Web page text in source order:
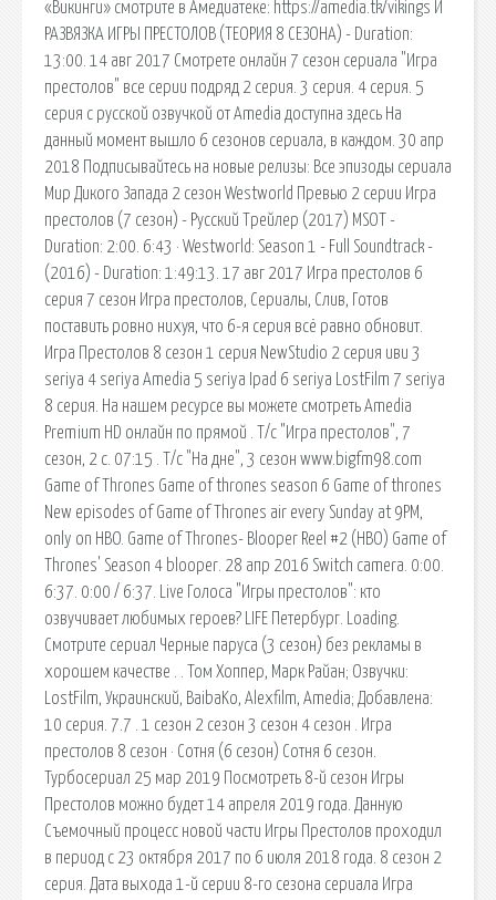
«Викинги» смотрите в Амедиатеке: https://amedia.tk/vikings И
РАЗВЯЗКА ИГРЫ ПРЕСТОЛОВ (ТЕОРИЯ 8 СЕЗОНА) - Duration:
13:00. 14 авг 2017 Смотрете онлайн 7 сезон сериала "Игра
престолов" все серии подряд 2 серия. 3 серия. 4 серия. 5
серия с русской озвучкой от Amedia доступна здесь На
данный момент вышло 6 сезонов сериала, в каждом. 30 апр
2018 Подписывайтесь на новые релизы: Все эпизоды сериала
Мир Дикого Запада 2 сезон Westworld Превью 2 серии Игра
престолов (7 сезон) - Русский Трейлер (2017) MSOT -
Duration: 2:00. 6:43 · Westworld: Season 1 - Full Soundtrack -
(2016) - Duration: 1:49:13. 17 авг 2017 Игра престолов 6
серия 7 сезон Игра престолов, Сериалы, Слив, Готов
поставить ровно нихуя, что 6-я серия всё равно обновит.
Игра Престолов 8 сезон 1 серия NewStudio 2 серия иви 3
seriya 4 seriya Amedia 5 seriya Ipad 6 seriya LostFilm 7 seriya
8 серия. На нашем ресурсе вы можете смотреть Amedia
Premium HD онлайн по прямой . Т/с "Игра престолов", 7
сезон, 2 с. 07:15 . Т/с "На дне", 3 сезон www.bigfm98.com
Game of Thrones Game of thrones season 6 Game of thrones
New episodes of Game of Thrones air every Sunday at 9PM,
only on HBO. Game of Thrones- Blooper Reel #2 (HBO) Game of
Thrones' Season 4 blooper. 28 апр 2016 Switch camera. 0:00.
6:37. 0:00 / 6:37. Live Голоса "Игры престолов": кто
озвучивает любимых героев? LIFE Петербург. Loading.
Смотрите сериал Черные паруса (3 сезон) без рекламы в
хорошем качестве . . Том Хоппер, Марк Райан; Озвучки:
LostFilm, Украинский, BaibaKo, Alexfilm, Amedia; Добавлена:
10 серия. 7.7 . 1 сезон 2 сезон 3 сезон 4 сезон . Игра
престолов 8 сезон · Сотня (6 сезон) Сотня 6 сезон.
Турбосериал 25 мар 2019 Посмотреть 8-й сезон Игры
Престолов можно будет 14 апреля 2019 года. Данную
Съемочный процесс новой части Игры Престолов проходил
в период с 23 октября 2017 по 6 июля 2018 года. 8 сезон 2
серия. Дата выхода 1-й серии 8-го сезона сериала Игра